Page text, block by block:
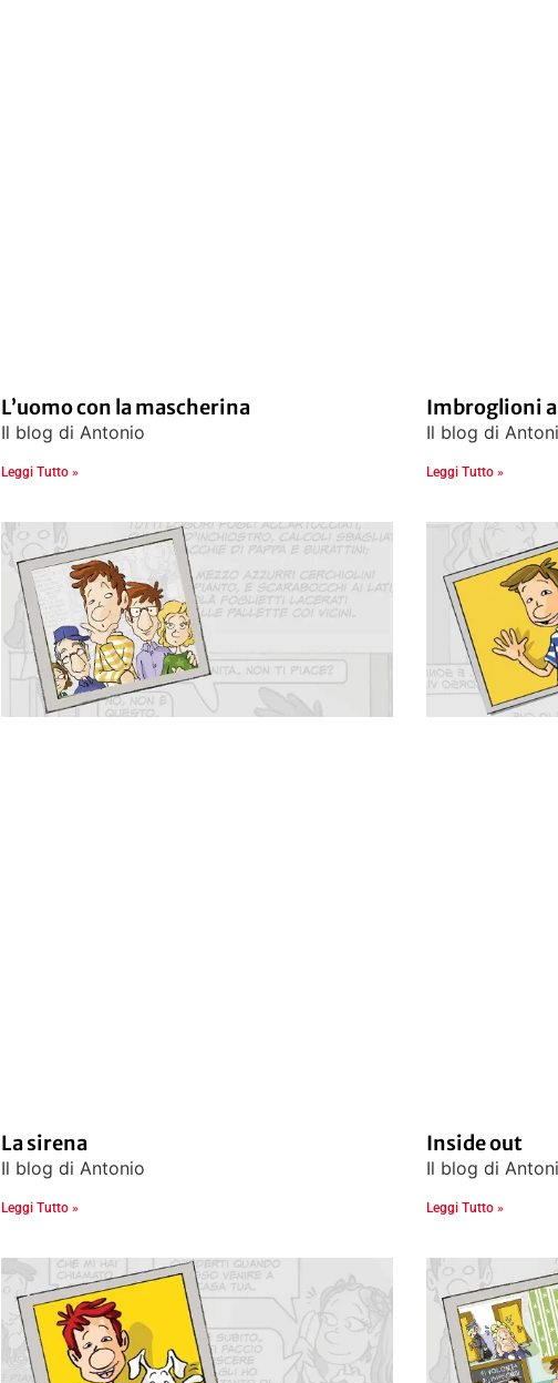
L’uomo con la mascherina
Il blog di Antonio
Leggi Tutto »
Imbroglioni
Il blog di
Leggi Tutto »
La sirena
Il blog di Antonio
Leggi Tutto »
Inside out
Il blog di
Leggi Tutto »